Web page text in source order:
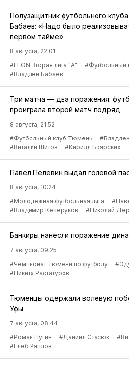
Полузащитник футбольного
Бабаев: «Надо было
первом тайме»
8 августа, 22:01
#LEON Вторая лига "А"
#Футбольный
#Владлен Бабаев
Три матча — два поражения:
проиграла второй матч подряд
8 августа, 21:52
#Футбольный клуб Тюмень
#Виталий Шитов
#Кирилл Боярских
Павел Пелевин выдал голевой
8 августа, 10:24
#Молодёжная футбольная лига
#Владимир Кечеруков
#Николай
Банкиры нанесли поражение
7 августа, 09:25
#Чемпионат Тюмени по футболу
#Никита Растатуров
Тюменцы одержали волевую
Уфы
7 августа, 08:44
#Роман Пугин
#Даниил Стасюк
#Глеб Ряплов